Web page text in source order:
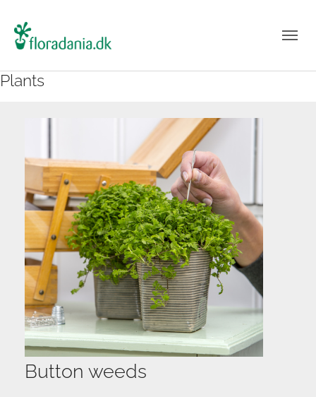
Plants
Button weeds